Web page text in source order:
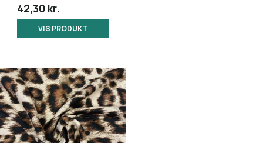
42,30 kr.
VIS PRODUKT